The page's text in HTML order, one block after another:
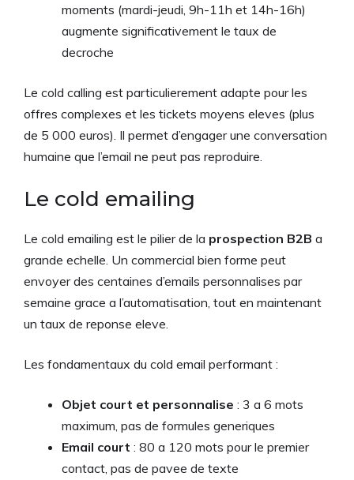
moments (mardi-jeudi, 9h-11h et 14h-16h)
augmente significativement le taux de
decroche
Le cold calling est particulierement adapte pour les
offres complexes et les tickets moyens eleves (plus
de 5 000 euros). Il permet d’engager une conversation
humaine que l’email ne peut pas reproduire.
Le cold emailing
Le cold emailing est le pilier de la prospection B2B a
grande echelle. Un commercial bien forme peut
envoyer des centaines d’emails personnalises par
semaine grace a l’automatisation, tout en maintenant
un taux de reponse eleve.
Les fondamentaux du cold email performant :
Objet court et personnalise : 3 a 6 mots
maximum, pas de formules generiques
Email court : 80 a 120 mots pour le premier
contact, pas de pavee de texte